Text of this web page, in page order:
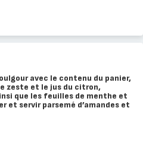
avec le contenu du panier,
zeste et le jus du citron,
que les feuilles de menthe et
et servir parsemé d’amandes et